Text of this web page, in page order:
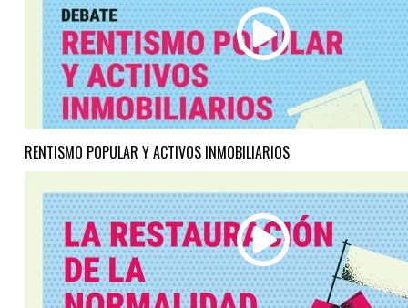
RENTISMO POPULAR Y ACTIVOS INMOBILIARIOS